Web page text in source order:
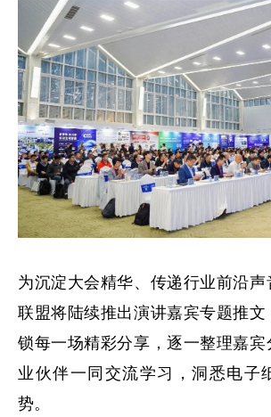
为沉淀大会精华、传递行业前沿
联盟将陆续推出演讲嘉宾专题推
锁每一场精彩分享，逐一整理嘉
业伙伴一同交流学习，洞悉电子
势。